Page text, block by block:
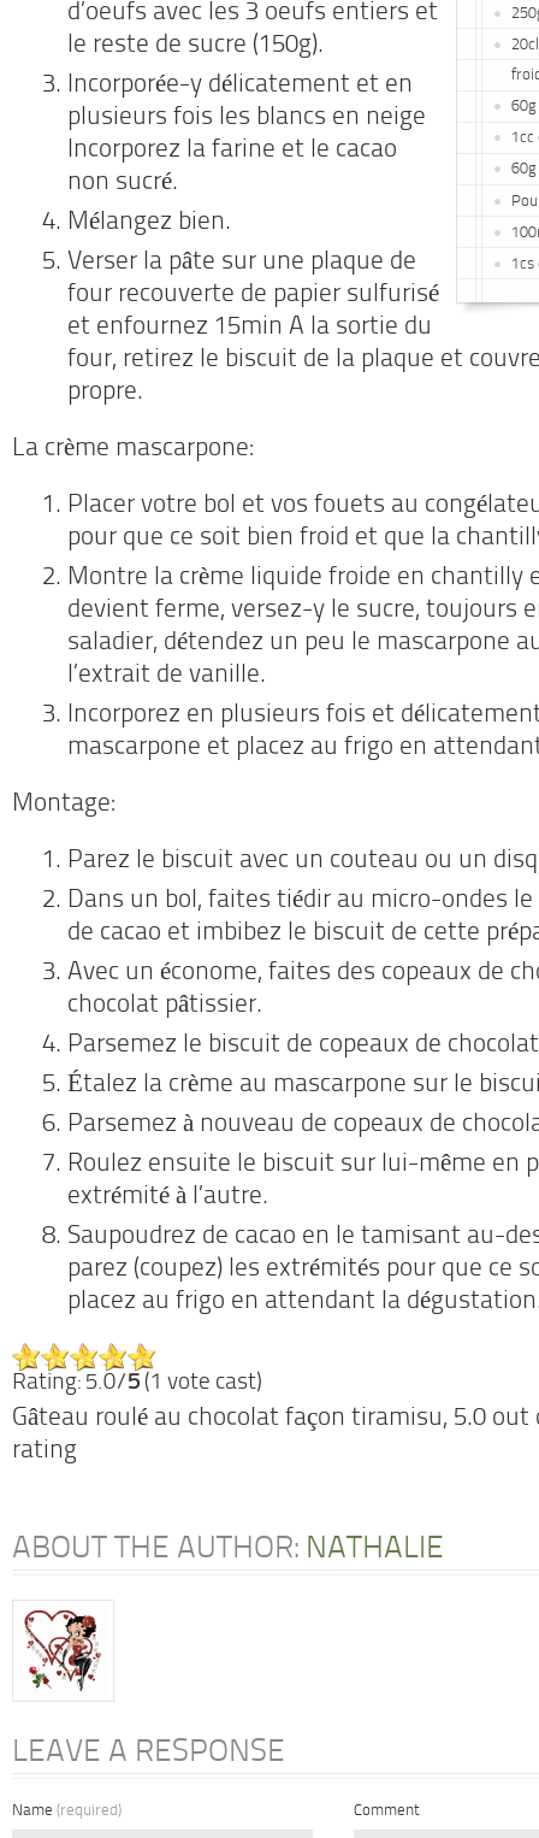
60g
1cc
1cs
d’oeufs avec les 3 oeufs entiers et
le reste de sucre (150g).
Incorporée-y délicatement et en
plusieurs fois les blancs en neige
Incorporez la farine et le cacao
non sucré.
Mélangez bien.
Verser la pâte sur une plaque de
four recouverte de papier sulfurisé
et enfournez 15min A la sortie du
four, retirez le biscuit de la plaque et
propre.
La crème mascarpone:
Placer votre bol et vos fouets au
pour que ce soit bien froid et que la
Montre la crème liquide froide en chantilly
devient ferme, versez-y le sucre, toujours
saladier, détendez un peu le mascarpone
l’extrait de vanille.
Incorporez en plusieurs fois et
mascarpone et placez au frigo en
Montage:
Parez le biscuit avec un couteau ou un
Dans un bol, faites tiédir au micro-ondes
de cacao et imbibez le biscuit de cette
Avec un économe, faites des copeaux de
chocolat pâtissier.
Parsemez le biscuit de copeaux de
Étalez la crème au mascarpone sur le
Parsemez à nouveau de copeaux de
Roulez ensuite le biscuit sur lui-même en
extrémité à l’autre.
Saupoudrez de cacao en le tamisant au-
parez (coupez) les extrémités pour que ce
placez au frigo en attendant la
Rating: 5.0/5 (1 vote cast)
Gâteau roulé au chocolat façon tiramisu, 5.0 out
rating
ABOUT THE AUTHOR: NATHALIE
LEAVE A RESPONSE
Name (required) Comment